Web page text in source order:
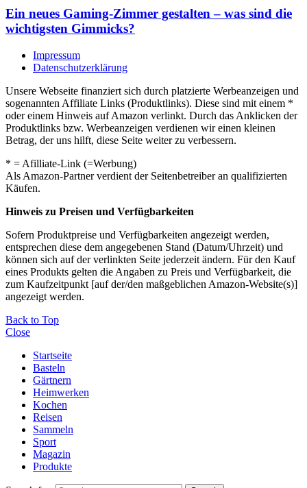
Ein neues Gaming-Zimmer gestalten – was sind die
wichtigsten Gimmicks?
Impressum
Datenschutzerklärung
Unsere Webseite finanziert sich durch platzierte Werbeanzeigen und
sogenannten Affiliate Links (Produktlinks). Diese sind mit einem *
oder einem Hinweis auf Amazon verlinkt. Durch das Anklicken der
Produktlinks bzw. Werbeanzeigen verdienen wir einen kleinen
Betrag, der uns hilft, diese Seite weiter zu verbessern.
* = Afilliate-Link (=Werbung)
Als Amazon-Partner verdient der Seitenbetreiber an qualifizierten
Käufen.
Hinweis zu Preisen und Verfügbarkeiten
Sofern Produktpreise und Verfügbarkeiten angezeigt werden,
entsprechen diese dem angegebenen Stand (Datum/Uhrzeit) und
können sich auf der verlinkten Seite jederzeit ändern. Für den Kauf
eines Produkts gelten die Angaben zu Preis und Verfügbarkeit, die
zum Kaufzeitpunkt [auf der/den maßgeblichen Amazon-Website(s)]
angezeigt werden.
Back to Top
Close
Startseite
Basteln
Gärtnern
Heimwerken
Kochen
Reisen
Sammeln
Sport
Magazin
Produkte